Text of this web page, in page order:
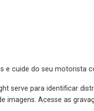
e cuide do seu motorista
serve para identificar
imagens. Acesse as